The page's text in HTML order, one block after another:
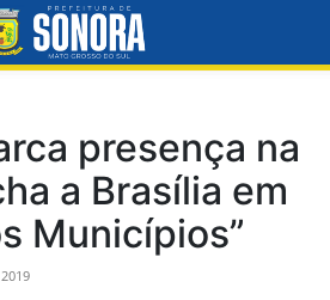
presença na
a Brasília em
Municípios”